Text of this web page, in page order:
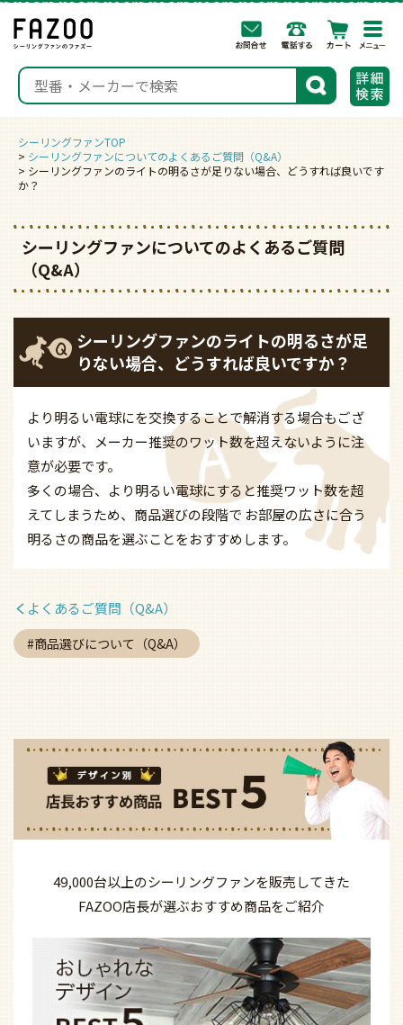
検索
シーリングファンTOP
シーリングファンについてのよくあるご質問（Q&A）
シーリングファンのライトの明るさが足りない場合、どうすれば良いです
か？
シーリングファンについてのよくあるご質問
（Q&A）
シーリングファンのライトの明るさが足
りない場合、どうすれば良いですか？
より明るい電球にを交換することで解消する場合もござ
いますが、メーカー推奨のワット数を超えないように注
意が必要です。
多くの場合、より明るい電球にすると推奨ワット数を超
えてしまうため、商品選びの段階で お部屋の広さに合う
明るさの商品を選ぶことをおすすめします。
よくあるご質問（Q&A）
商品選びについて（Q&A）
49,000台以上のシーリングファンを販売してきた
FAZOO店長が選ぶおすすめ商品をご紹介